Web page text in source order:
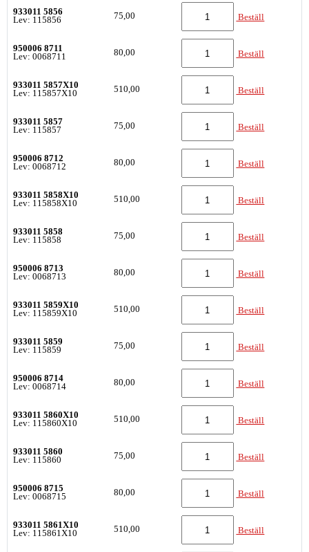
933011 5856
Lev: 115856
75,00 Beställ
950006 8711
Lev: 0068711
80,00 Beställ
933011 5857X10
Lev: 115857X10
510,00 Beställ
933011 5857
Lev: 115857
75,00 Beställ
950006 8712
Lev: 0068712
80,00 Beställ
933011 5858X10
Lev: 115858X10
510,00 Beställ
933011 5858
Lev: 115858
75,00 Beställ
950006 8713
Lev: 0068713
80,00 Beställ
933011 5859X10
Lev: 115859X10
510,00 Beställ
933011 5859
Lev: 115859
75,00 Beställ
950006 8714
Lev: 0068714
80,00 Beställ
933011 5860X10
Lev: 115860X10
510,00 Beställ
933011 5860
Lev: 115860
75,00 Beställ
950006 8715
Lev: 0068715
80,00 Beställ
933011 5861X10
Lev: 115861X10
510,00 Beställ